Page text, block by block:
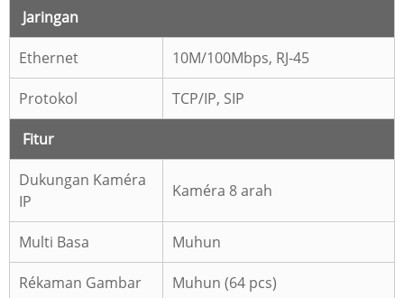
Jaringan
Ethernet 10M/100Mbps, RJ-45
Protokol TCP/IP, SIP
Fitur
Dukungan Kaméra
IP
Kaméra 8 arah
Multi Basa Muhun
Rékaman Gambar Muhun (64 pcs)